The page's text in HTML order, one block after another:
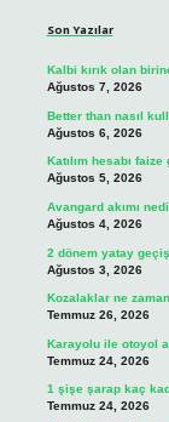
Son Yazılar
Kalbi kırık olan
Ağustos 7, 2026
Better than nasıl
Ağustos 6, 2026
Katılım hesabı
Ağustos 5, 2026
Avangard akımı
Ağustos 4, 2026
2 dönem yatay
Ağustos 3, 2026
Kozalaklar ne
Temmuz 26, 2026
Karayolu ile otoyol
Temmuz 24, 2026
1 şişe şarap kaç
Temmuz 24, 2026